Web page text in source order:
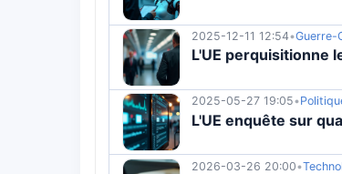
2025-12-11 12:54•Guerre-
L'UE perquisitionne
2025-05-27 19:05•
L'UE enquête sur
2026-03-26 20:00•